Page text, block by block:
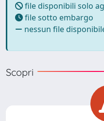
file disponibili solo
file sotto embargo
nessun file
Scopri